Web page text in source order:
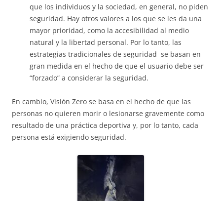
que los individuos y la sociedad, en general, no piden
seguridad. Hay otros valores a los que se les da una
mayor prioridad, como la accesibilidad al medio
natural y la libertad personal. Por lo tanto, las
estrategias tradicionales de seguridad se basan en
gran medida en el hecho de que el usuario debe ser
“forzado” a considerar la seguridad.
​En cambio, Visión Zero se basa en el hecho de que las
personas no quieren morir o lesionarse gravemente como
resultado de una práctica deportiva y, por lo tanto, cada
persona está exigiendo seguridad.